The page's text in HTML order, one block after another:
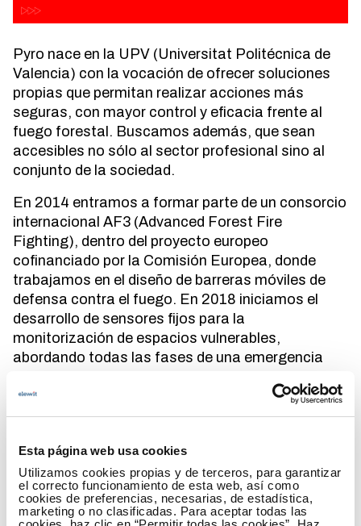
Esta página web usa cookies
Utilizamos cookies propias y de terceros, para garantizar
el correcto funcionamiento de esta web, así como
cookies de preferencias, necesarias, de estadística,
marketing o no clasificadas. Para aceptar todas las
Pyro nace en la UPV (Universitat Politécnica de
Valencia) con la vocación de ofrecer soluciones
propias que permitan realizar acciones más
seguras, con mayor control y eficacia frente al
fuego forestal. Buscamos además, que sean
accesibles no sólo al sector profesional sino al
conjunto de la sociedad.
En 2014 entramos a formar parte de un consorcio
internacional AF3 (Advanced Forest Fire
Fighting), dentro del proyecto europeo
cofinanciado por la Comisión Europea, donde
trabajamos en el diseño de barreras móviles de
defensa contra el fuego. En 2018 iniciamos el
desarrollo de sensores fijos para la
monitorización de espacios vulnerables,
abordando todas las fases de una emergencia
En 2022 ampliamos la capacidad de obtención de
mediante la integración de nuevos sensores
embarcados en UAVs y vehículos de agencias de
emergencias.